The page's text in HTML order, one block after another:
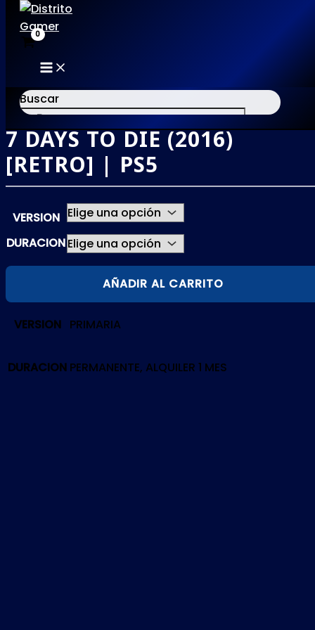
al
contenido
MAIN
MENU
Buscar
×
7 DAYS TO DIE (2016)
[RETRO] | PS5
VERSION
DURACION
7
DIE
[RETRO]
AÑADIR AL CARRITO
VERSION PRIMARIA
DURACION PERMANENTE, ALQUILER 1 MES